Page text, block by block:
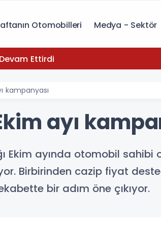
Otomobilleri Medya - Sektör
Devam Ettirdi
kampanyası
ayı
Ekim ayında otomobil
Birbirinden cazip fiyat
bir adım öne çıkıyor.